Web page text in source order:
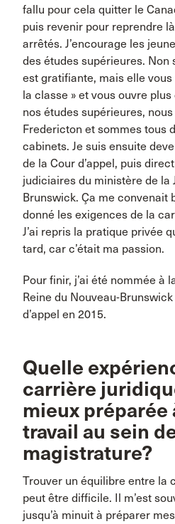
fallu pour cela quitter le
puis revenir pour reprendre
arrêtés. J’encourage les
des études supérieures. Non
est gratifiante, mais elle
la classe » et vous ouvre
nos études supérieures,
Fredericton et sommes tous
cabinets. Je suis ensuite
de la Cour d’appel, puis
judiciaires du ministère de la
Brunswick. Ça me convenait
donné les exigences de la
J’ai repris la pratique privée
tard, car c’était ma passion.
Pour finir, j’ai été nommée à
Reine du Nouveau-
d’appel en 2015.
Quelle
carrière
mieux préparée
travail au sein
magistrature?
Trouver un équilibre entre la
peut être difficile. Il m’est
jusqu’à minuit à préparer